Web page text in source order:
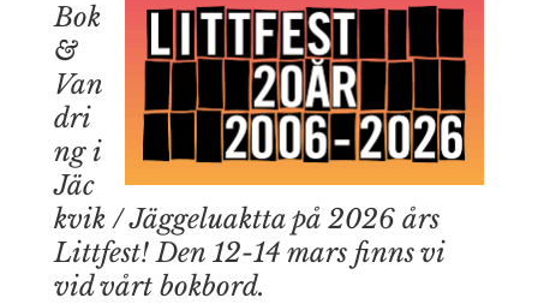
Bok
&
Van
dri
ng i
Jäc
kvik / Jäggeluaktta på 2026 års
Littfest! Den 12-14 mars finns vi
vid vårt bokbord.